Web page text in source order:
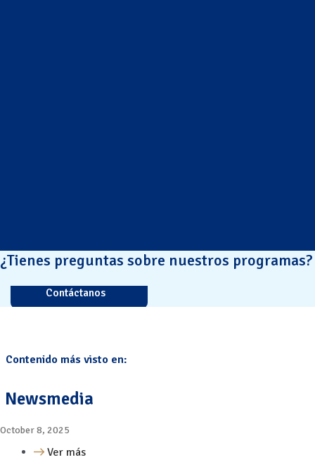
¿Tienes preguntas sobre nuestros programas?
Contáctanos
Contenido más visto en:
Newsmedia
October 8, 2025
Ver más